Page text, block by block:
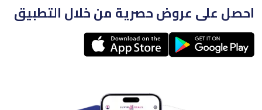
احصل على عروض حصرية من خلال التطبيق